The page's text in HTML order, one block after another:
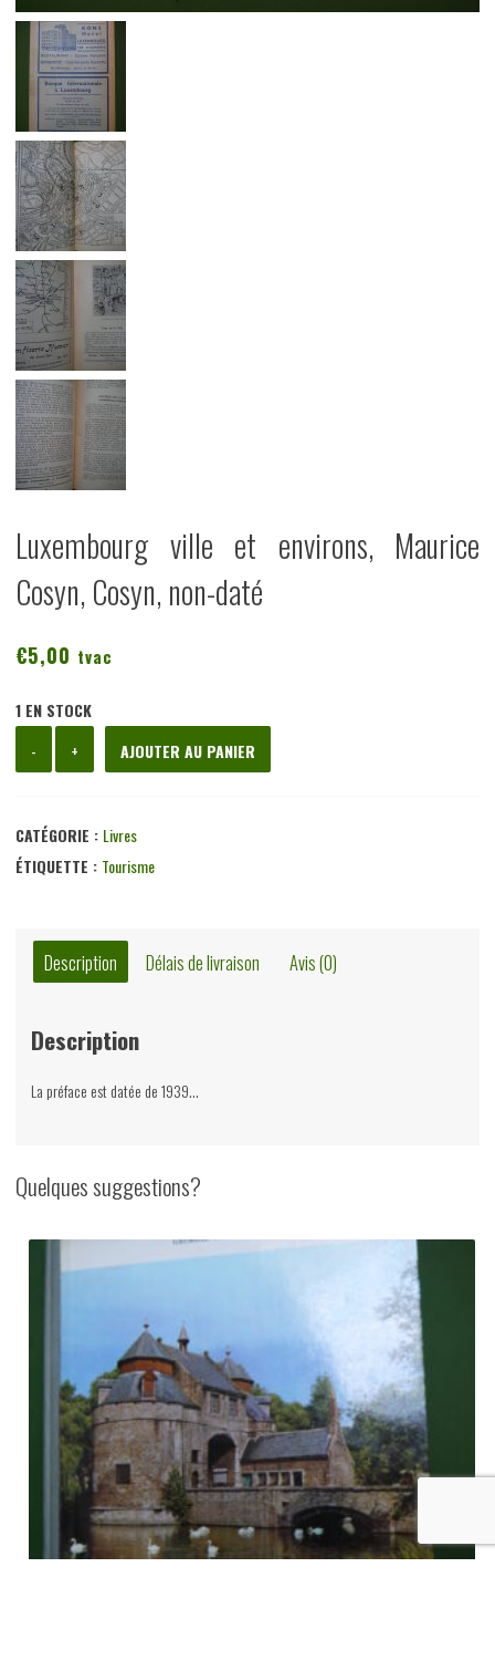
Luxembourg ville et environs, Maurice
Cosyn, Cosyn, non-daté
€5,00 tvac
1 EN STOCK
-
de
ville
et
Cosyn,
Cosyn,
daté
+ AJOUTER AU PANIER
CATÉGORIE : Livres
ÉTIQUETTE : Tourisme
Description Délais de livraison Avis (0)
Description
La préface est datée de 1939…
Quelques suggestions?